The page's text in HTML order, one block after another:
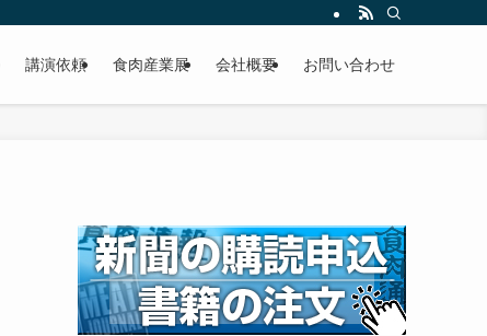
講演依頼 食肉産業展 会社概要 お問い合わせ